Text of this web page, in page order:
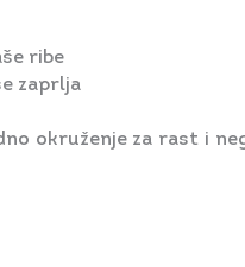
ribe
zaprlja
okruženje za rast i